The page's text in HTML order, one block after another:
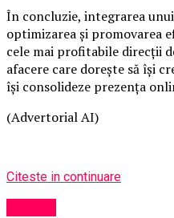
În concluzie, integrarea
optimizarea și promovarea
cele mai profitabile direcții
afacere care dorește să își
își consolideze prezența
(Advertorial AI)
Citeste in continuare